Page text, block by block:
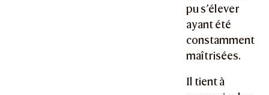
pu s’élever
ayant été
constamment
maîtrisées.
Il tient à